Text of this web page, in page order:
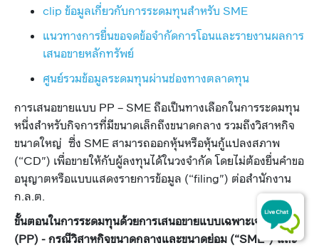
clip ข้อมูลเกี่ยวกับการระดมทุนสำหรับ SME​
แนวทางการยื่นขอจดข้อจำกัดการโอนและรายงานผลการ
เสนอขายหลักทรัพย์​​​​​​
ศูนย์รวมข้อมูลระดมทุนผ่านช่องทางตลาดทุน​
การเสนอขายแบบ PP – SME ถือเป็นทางเลือกในการระดมทุน
หนึ่งสำหรับกิจการที่มีขนาดเล็กถึงขนาดกลาง รวมถึงวิสาหกิจ
ขนาดใหญ่ ซึ่ง SME สามารถออกหุ้นหรือหุ้นกู้แปลงสภาพ
(“CD") เพื่อขายให้กับผู้ลงทุนได้ในวงจำกัด โดยไม่ต้องยื่นคำขอ
อนุญาตหรือแบบแสดงรายการข้อมูล (“filing") ต่อสำนักงาน
ก.ล.ต.
ขั้นตอนในการระดมทุนด้วยการเสนอขายแบบเฉพาะเจาะจง
(PP) - กรณีวิสาหกิจขนาดกลางและขนาดย่อม (“SME")และ